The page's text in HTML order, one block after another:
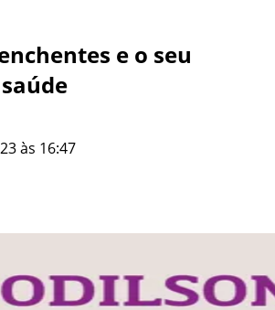
e o seu
às 16:47